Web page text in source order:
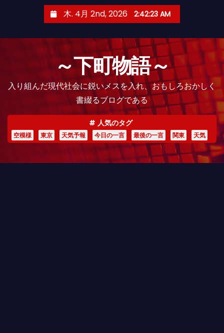
木. 4月 2nd, 2026 2:42:24 AM
～下町物語～
入り組んだ現代社会に鋭いメスを入れ、おもしろおかしく
書綴るブログである
人気のタグ
空模様 東京 天気予報 今日の一言 最後の一言 関東 天気